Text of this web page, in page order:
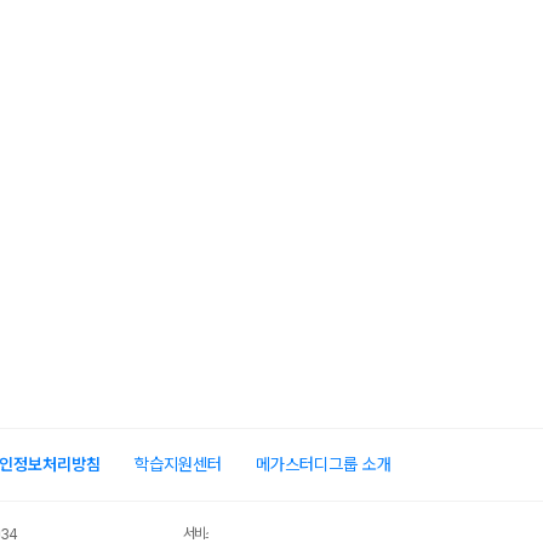
정보처리방침 학습지원센터 메가스터디그룹 소개
서비스 가입사실 확인